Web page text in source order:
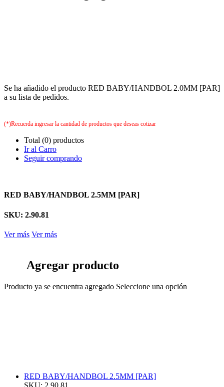
Se ha añadido el producto RED BABY/HANDBOL 2.0MM [PAR]
a su lista de pedidos.
(*)Recuerda ingresar la cantidad de productos que deseas cotizar
Total (0) productos
Ir al Carro
Seguir comprando
RED BABY/HANDBOL 2.5MM [PAR]
SKU: 2.90.81
Ver más Ver más
Agregar producto
Producto ya se encuentra agregado Seleccione una opción
RED BABY/HANDBOL 2.5MM [PAR]
SKU: 2.90.81